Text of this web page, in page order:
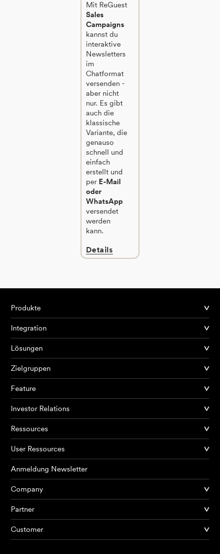
Produkte
KI Agents
Mit ReGuest
Sales
Campaigns
kannst du
interaktive
Newsletters
im
Chatformat
versenden -
aber nicht
nur. Es gibt
auch die
klassische
Variante, die
genauso
schnell und
einfach
erstellt und
per E-Mail
oder
WhatsApp
versendet
werden
kann.
Details
Produkte
Integration
Lösungen
Zielgruppen
Feature
Investor Relations
Ressources
User Ressources
Anmeldung Newsletter
Company
Partner
Customer